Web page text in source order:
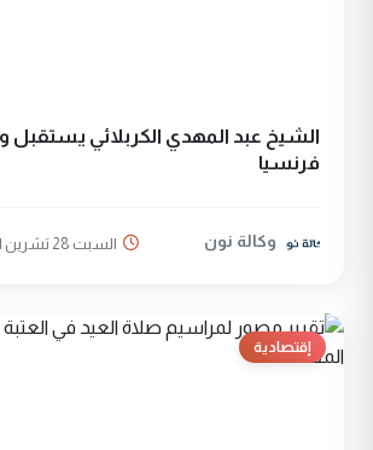
الشيخ عبد المهدي الكربلائي يستقبل
فرنسيا
وكالة نون السبت 28 تشرين الثاني 2009
إقتصادية